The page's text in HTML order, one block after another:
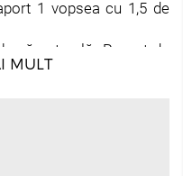
1 vopsea cu 1,5 de
naturală. Raport de
Pentru o acoperire mai
puteți adăuga 1/2 din
adăugarea bazei
in raport 1 la 1 oxidant
MULT